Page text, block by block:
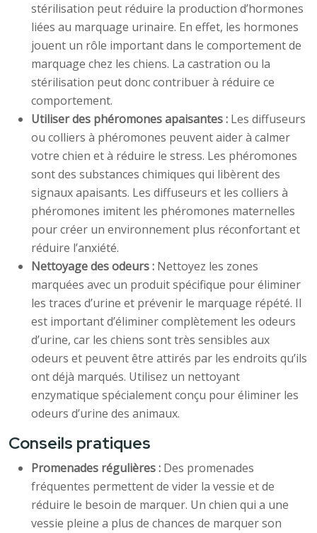
stérilisation peut réduire la production d’hormones
liées au marquage urinaire. En effet, les hormones
jouent un rôle important dans le comportement de
marquage chez les chiens. La castration ou la
stérilisation peut donc contribuer à réduire ce
comportement.
Utiliser des phéromones apaisantes : Les diffuseurs
ou colliers à phéromones peuvent aider à calmer
votre chien et à réduire le stress. Les phéromones
sont des substances chimiques qui libèrent des
signaux apaisants. Les diffuseurs et les colliers à
phéromones imitent les phéromones maternelles
pour créer un environnement plus réconfortant et
réduire l’anxiété.
Nettoyage des odeurs : Nettoyez les zones
marquées avec un produit spécifique pour éliminer
les traces d’urine et prévenir le marquage répété. Il
est important d’éliminer complètement les odeurs
d’urine, car les chiens sont très sensibles aux
odeurs et peuvent être attirés par les endroits qu’ils
ont déjà marqués. Utilisez un nettoyant
enzymatique spécialement conçu pour éliminer les
odeurs d’urine des animaux.
Conseils pratiques
Promenades régulières : Des promenades
fréquentes permettent de vider la vessie et de
réduire le besoin de marquer. Un chien qui a une
vessie pleine a plus de chances de marquer son